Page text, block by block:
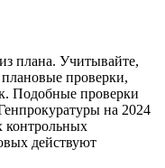
плана. Учитывайте,
проверки,
Подобные проверки
на 2024
контрольных
действуют